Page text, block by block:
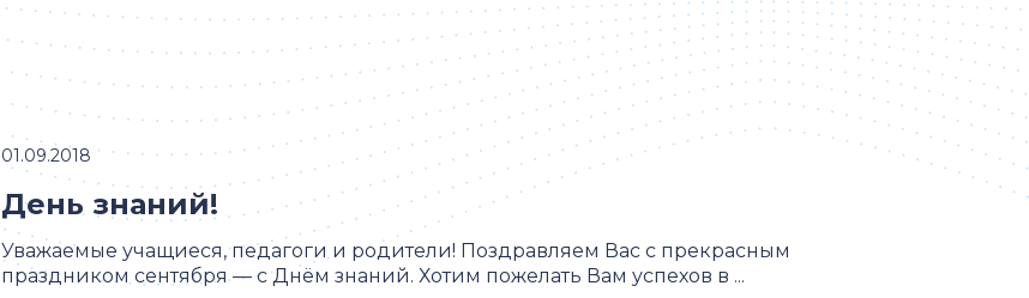
Уважаемые учащиеся, педагоги и родители! Поздравляем Вас с прекрасным
праздником сентября — с Днём знаний. Хотим пожелать Вам успехов в ...
День знаний!
01.09.2018